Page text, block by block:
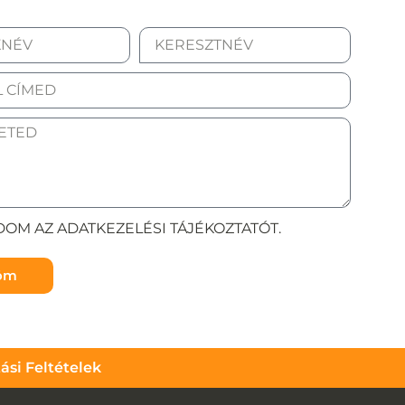
AZ ADATKEZELÉSI TÁJÉKOZTATÓT.
Feltételek